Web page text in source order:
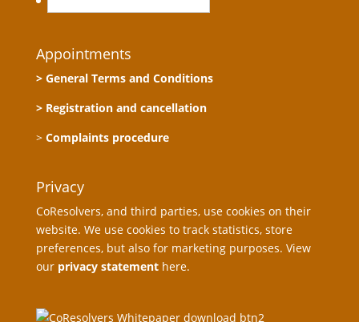
Appointments
> General Terms and Conditions
> Registration and cancellation
> Complaints procedure
Privacy
CoResolvers, and third parties, use cookies on their
website. We use cookies to track statistics, store
preferences, but also for marketing purposes. View
our privacy statementhere.